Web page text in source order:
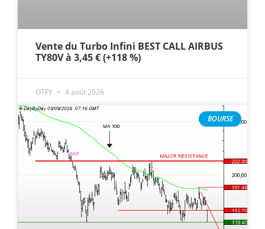
Vente du Turbo Infini BEST CALL AIRBUS
TY80V à 3,45 € (+118 %)
OTFY 4 août 2026
BOURSE